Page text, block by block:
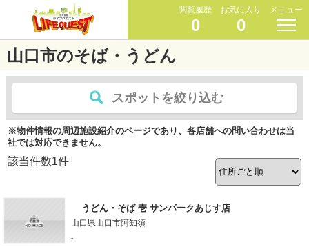
閲覧履歴
0
お気に入り
0
メニュー
山口市のそば・うどん
スポットを絞り込む
※物件情報の周辺施設紹介のページであり、各店舗への問い合わせは当
社では対応できません。
該当件数1件
うどん・そば 壱 サンパークあじす店
山口県山口市阿知須
-